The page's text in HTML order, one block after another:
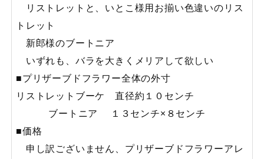
リストレットと、いとこ様用お揃い色違いのリス
トレット
新郎様のブートニア
いずれも、バラを大きくメリアして欲しい
■プリザーブドフラワー全体の外寸
リストレットブーケ 直径約１０センチ
ブートニア １３センチ×８センチ
■価格
申し訳ございません、プリザーブドフラワーアレ